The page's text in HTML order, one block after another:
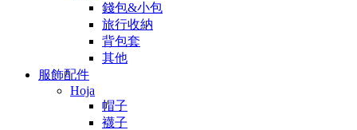
錢包&小包
旅行收納
背包套
其他
服飾配件
Hoja
帽子
襪子